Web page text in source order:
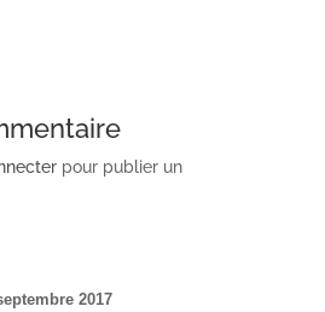
pour publier un
2017